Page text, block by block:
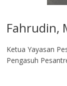
Fahrudin,
Ketua Yayasan
Pengasuh